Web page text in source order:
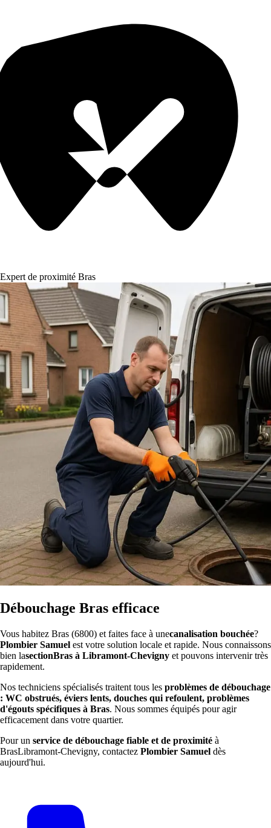
Expert de proximité Bras
Débouchage Bras efficace
Vous habitez Bras (6800) et faites face à unecanalisation bouchée?
Plombier Samuel est votre solution locale et rapide. Nous connaissons
bien lasectionBras à Libramont-Chevigny et pouvons intervenir très
rapidement.
Nos techniciens spécialisés traitent tous les problèmes de débouchage
: WC obstrués, éviers lents, douches qui refoulent, problèmes
d'égouts spécifiques à Bras. Nous sommes équipés pour agir
efficacement dans votre quartier.
Pour un service de débouchage fiable et de proximité à
BrasLibramont-Chevigny, contactez Plombier Samuel dès
aujourd'hui.